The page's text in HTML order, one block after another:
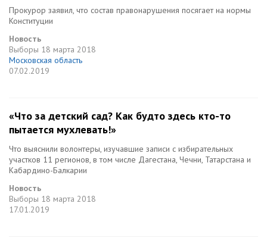
Прокурор заявил, что состав правонарушения посягает на нормы
Конституции
Новость
Выборы 18 марта 2018
Московская область
07.02.2019
«Что за детский сад? Как будто здесь кто-то
пытается мухлевать!»
Что выяснили волонтеры, изучавшие записи с избирательных
участков 11 регионов, в том числе Дагестана, Чечни, Татарстана и
Кабардино-Балкарии
Новость
Выборы 18 марта 2018
17.01.2019